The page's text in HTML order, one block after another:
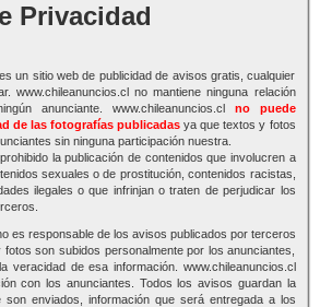
Privacidad
un sitio web de publicidad de avisos gratis, cualquier
www.chileanuncios.cl no mantiene ninguna relación
anunciante. www.chileanuncios.cl no puede
de las fotografías publicadas ya que textos y fotos
sin ninguna participación nuestra.
la publicación de contenidos que involucren a
sexuales o de prostitución, contenidos racistas,
ilegales o que infrinjan o traten de perjudicar los
es responsable de los avisos publicados por terceros
son subidos personalmente por los anunciantes,
veracidad de esa información. www.chileanuncios.cl
con los anunciantes. Todos los avisos guardan la
son enviados, información que será entregada a los